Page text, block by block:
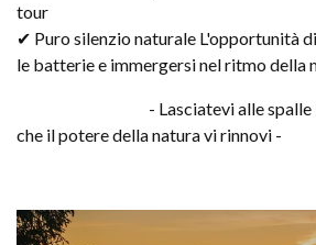
tour
✔ Puro silenzio naturale L'opportunità
le batterie e immergersi nel ritmo della
- Lasciatevi alle spalle la
che il potere della natura vi rinnovi -